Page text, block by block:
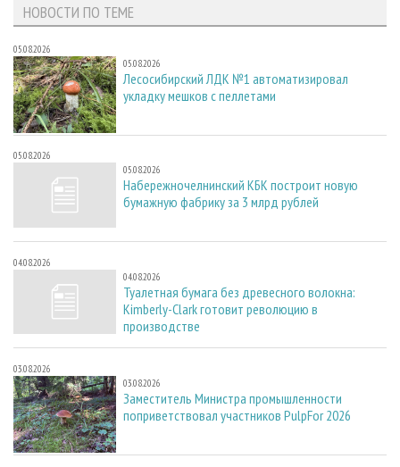
НОВОСТИ ПО ТЕМЕ
05.08.2026
05.08.2026
Лесосибирский ЛДК №1 автоматизировал
укладку мешков с пеллетами
05.08.2026
05.08.2026
Набережночелнинский КБК построит новую
бумажную фабрику за 3 млрд рублей
04.08.2026
04.08.2026
Туалетная бумага без древесного волокна:
Kimberly-Clark готовит революцию в
производстве
03.08.2026
03.08.2026
Заместитель Министра промышленности
поприветствовал участников PulpFor 2026